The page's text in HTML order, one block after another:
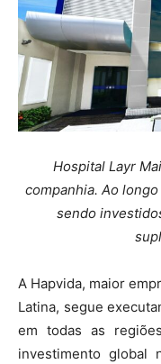
Hospital Layr
companhia. Ao
sendo
A Hapvida, maior
Latina, segue
em todas as
investimento